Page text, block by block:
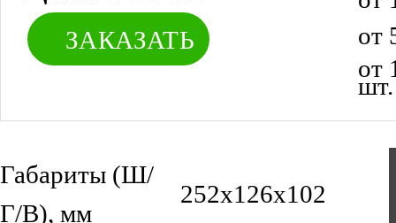
ЗАКАЗАТЬ
от
от
шт.
от
Габариты (Ш/
Г/В), мм
252х126х102